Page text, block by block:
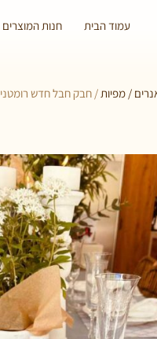
עמוד הבית חנות המוצרים
/ מפיות/ חבק חבל חדש רומטני